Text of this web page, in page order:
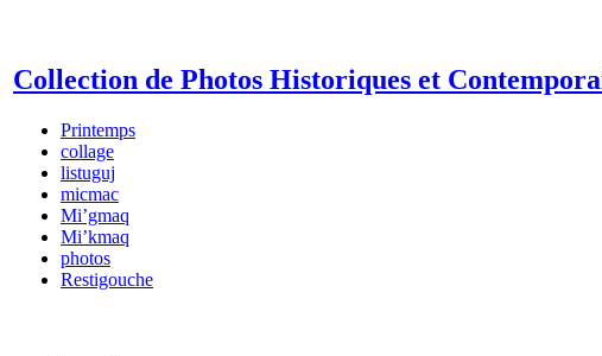
Collection de Photos Historiques et
Printemps
collage
listuguj
micmac
Mi’gmaq
Mi’kmaq
photos
Restigouche